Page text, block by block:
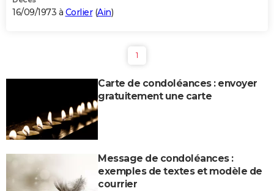
16/09/1973 à Corlier(Ain)
1
Carte de condoléances : envoyer
gratuitement une carte
Message de condoléances :
exemples de textes et modèle de
courrier